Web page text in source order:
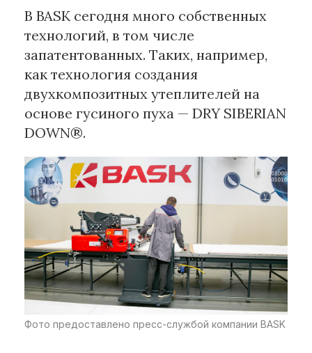
В BASK сегодня много собственных
технологий, в том числе
запатентованных. Таких, например,
как технология создания
двухкомпозитных утеплителей на
основе гусиного пуха — DRY SIBERIAN
DOWN®.
Фото предоставлено пресс-службой компании BASK